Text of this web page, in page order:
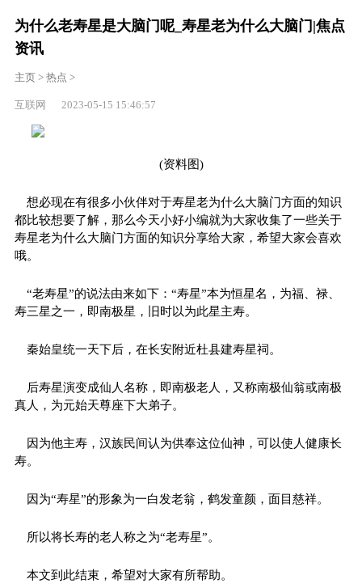
为什么老寿星是大脑门呢_寿星老为什么大脑门|焦点
资讯
主页> 热点 >
互联网 2023-05-15 15:46:57
(资料图)
想必现在有很多小伙伴对于寿星老为什么大脑门方面的知识
都比较想要了解，那么今天小好小编就为大家收集了一些关于
寿星老为什么大脑门方面的知识分享给大家，希望大家会喜欢
哦。
“老寿星”的说法由来如下：“寿星”本为恒星名，为福、禄、
寿三星之一，即南极星，旧时以为此星主寿。
秦始皇统一天下后，在长安附近杜县建寿星祠。
后寿星演变成仙人名称，即南极老人，又称南极仙翁或南极
真人，为元始天尊座下大弟子。
因为他主寿，汉族民间认为供奉这位仙神，可以使人健康长
寿。
因为“寿星”的形象为一白发老翁，鹤发童颜，面目慈祥。
所以将长寿的老人称之为“老寿星”。
本文到此结束，希望对大家有所帮助。